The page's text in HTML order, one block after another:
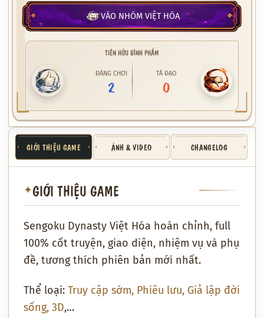
VÀO NHÓM VIỆT HÓA
TIÊN HỮU BÌNH PHẨM
ĐÁNG CHƠI
2
TÀ ĐẠO
0
GIỚI THIỆU GAME ẢNH & VIDEO CHANGELOG
✦GIỚI THIỆU GAME
Sengoku Dynasty Việt Hóa hoàn chỉnh, full
100% cốt truyện, giao diện, nhiệm vụ và phụ
đề, tương thích phiên bản mới nhất.
Thể loại: Truy cập sớm, Phiêu lưu, Giả lập đời
sống, 3D,…